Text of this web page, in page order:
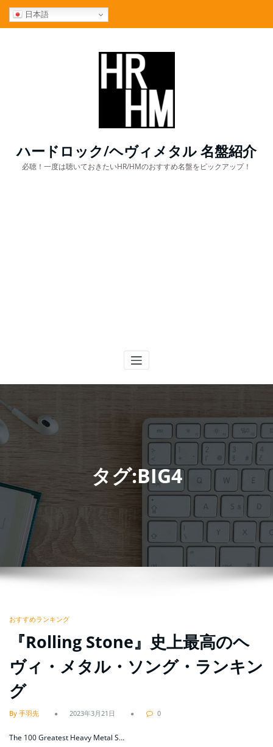
日本語
ハードロック/ヘヴィメタル 名盤紹介
必聴！一度は聴いておきたいHR/HMのおすすめ名盤をピックアップ！
タグ:BIG4
おすすめランキング
『Rolling Stone』史上最高のヘ
ヴィ・メタル・ソング・ランキン
グ
By 手羽先 2023年3月21日 0
The 100 Greatest Heavy Metal S…